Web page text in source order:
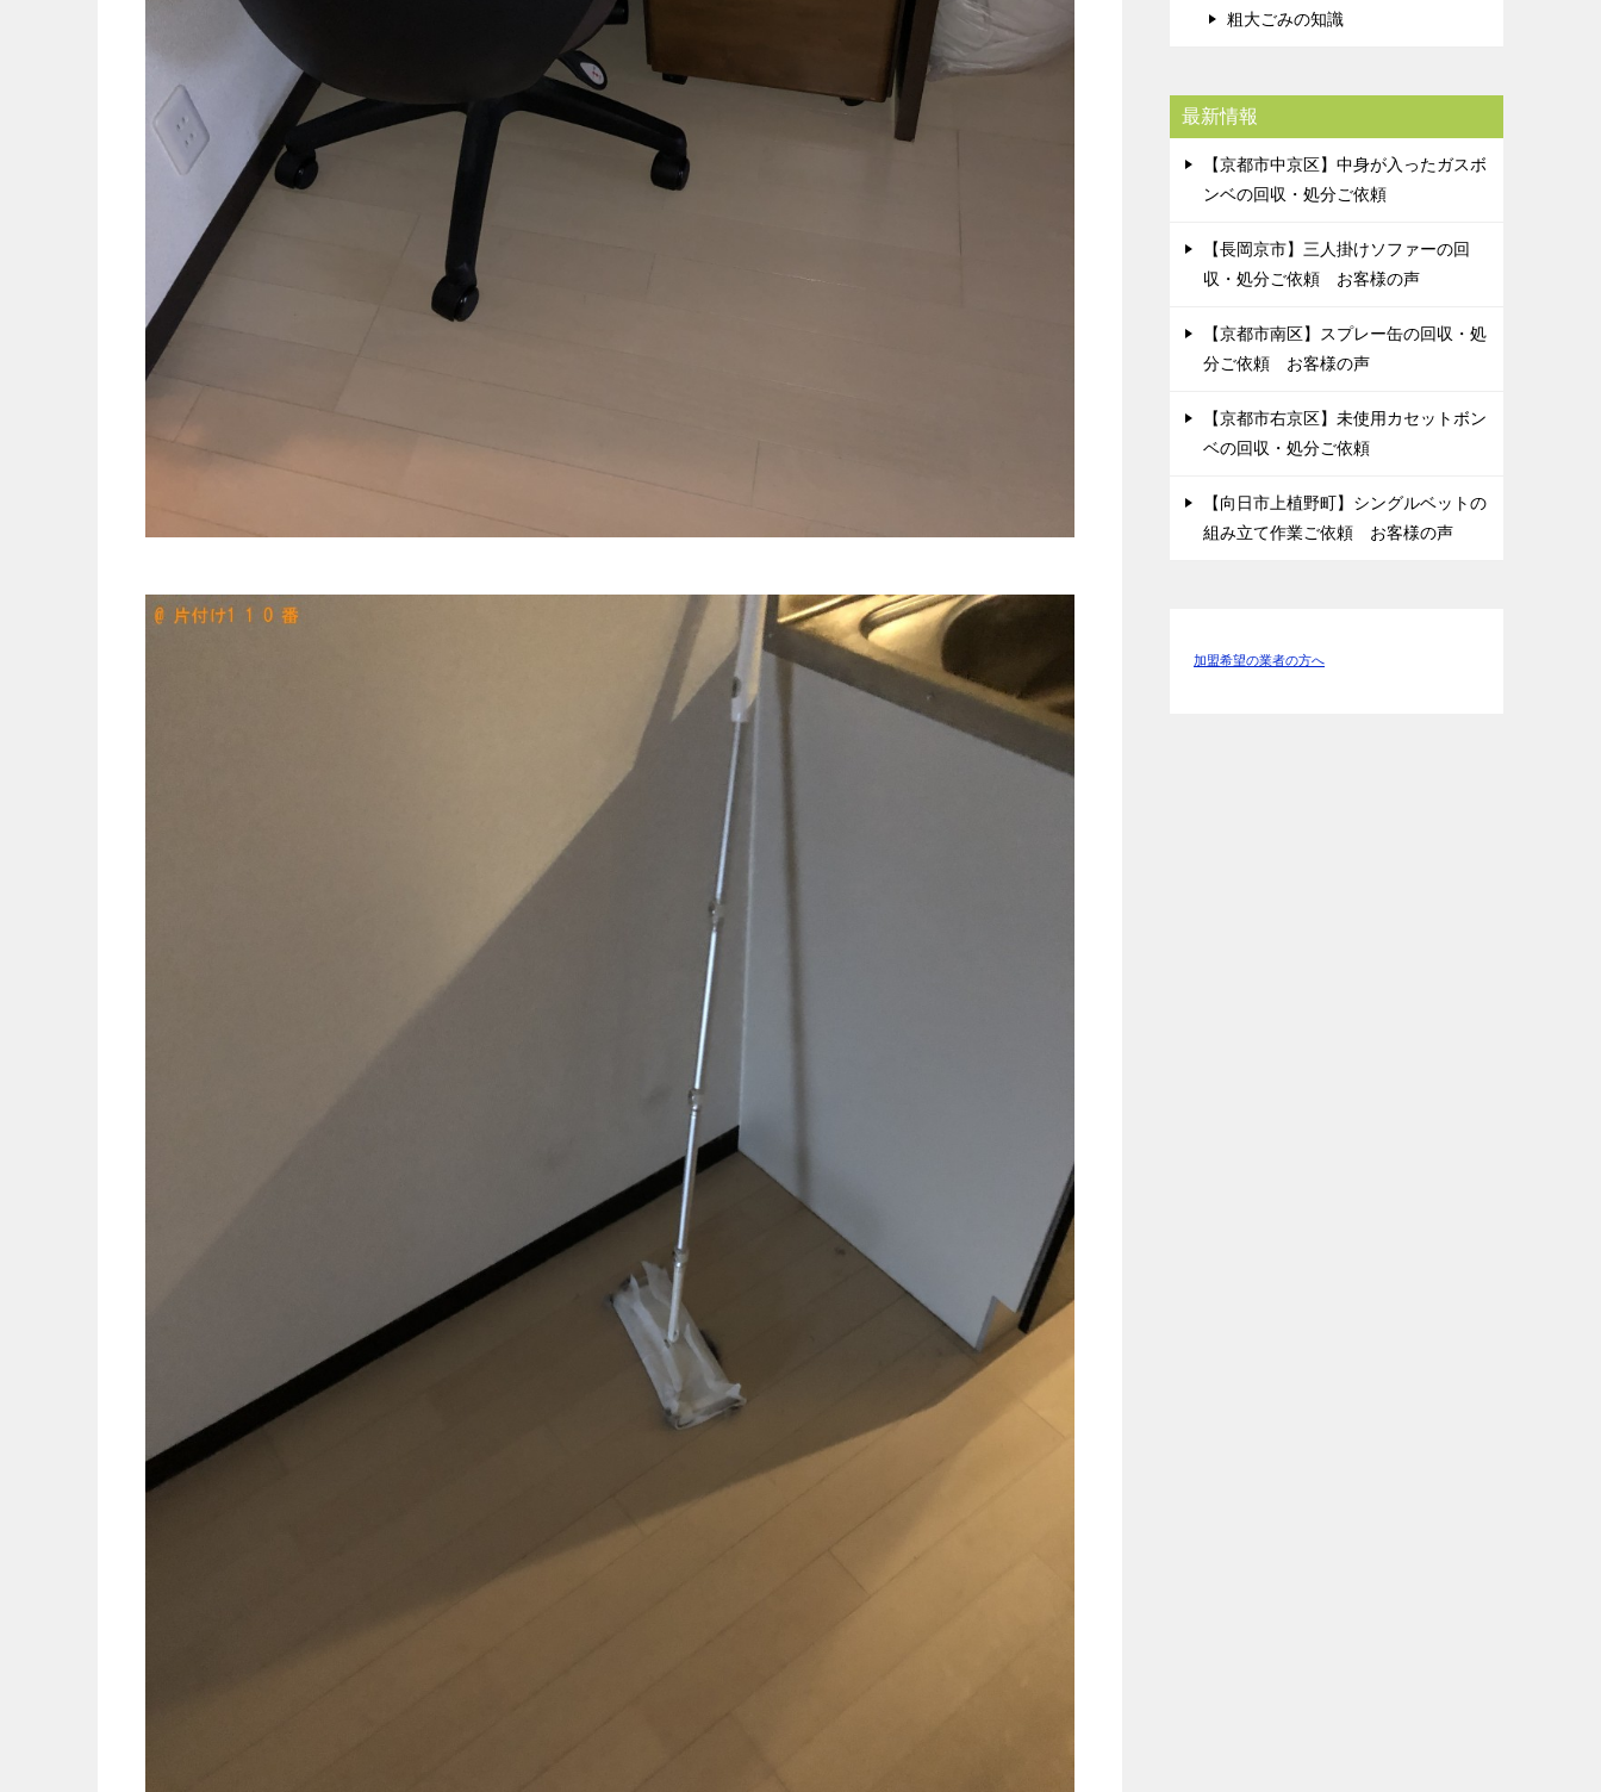
粗大ごみの知識
最新情報
【京都市中京区】中身が入ったガスボ
ンベの回収・処分ご依頼
【長岡京市】三人掛けソファーの回
収・処分ご依頼 お客様の声
【京都市南区】スプレー缶の回収・処
分ご依頼 お客様の声
【京都市右京区】未使用カセットボン
ベの回収・処分ご依頼
【向日市上植野町】シングルベットの
組み立て作業ご依頼 お客様の声
加盟希望の業者の方へ